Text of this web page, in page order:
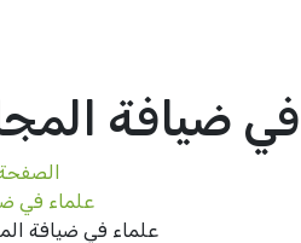
ضيافة
علماء في
علماء في ضيافة